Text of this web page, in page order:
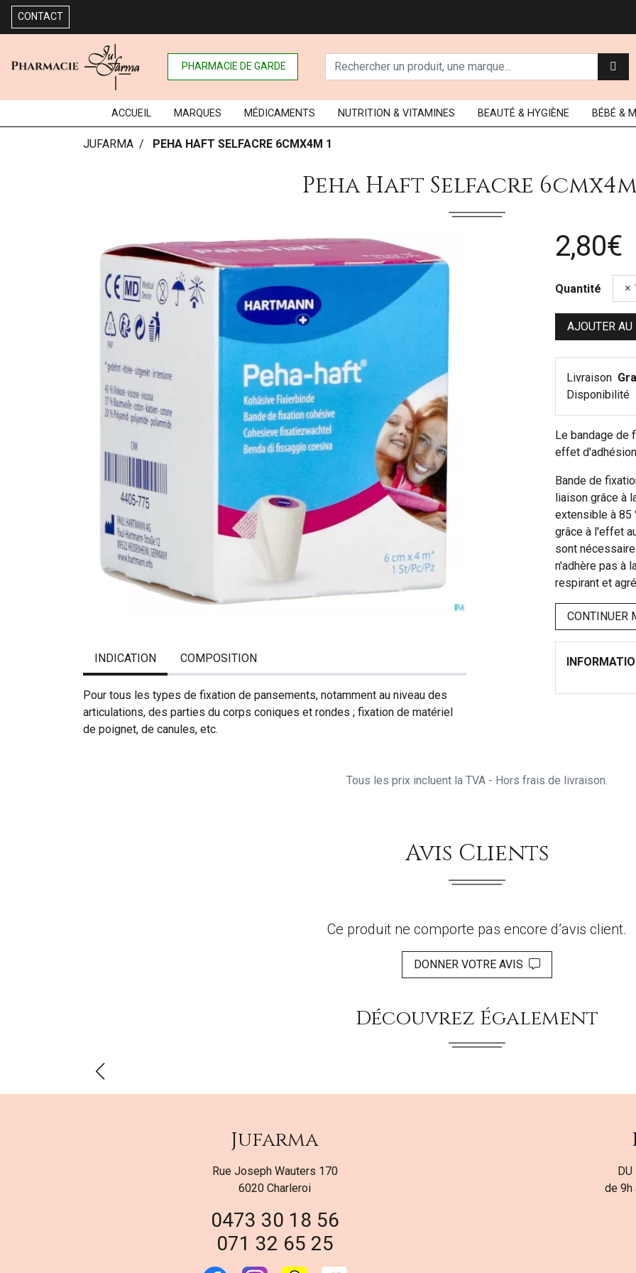
CONTACT
PHARMACIE DE GARDE
ACCUEIL MARQUES MÉDICAMENTS NUTRITION & VITAMINES BEAUTÉ & HYGIÈNE BÉBÉ &
JUFARMA PEHA HAFT SELFACRE 6CMX4M 1
Peha Haft Selfacre 6cmx4m
2,80€
Quantité
AJOUTER AU
Livraison
Disponibilité
Le bandage de
effet
Bande de
liaison grâce à
extensible à 85
grâce à l'effet
sont
n'adhère pas à
respirant et
CONTINUER
INDICATION COMPOSITION
Pour tous les types de fixation de pansements, notamment au niveau des
articulations, des parties du corps coniques et rondes ; fixation de matériel
de poignet, de canules, etc.
Tous les prix incluent la TVA - Hors frais de livraison.
Avis Clients
Ce produit ne comporte pas encore d’avis client.
DONNER VOTRE AVIS
Découvrez Également
Jufarma
Rue Joseph Wauters 170
6020 Charleroi
0473 30 18 56
071 32 65 25
DU
de 9h